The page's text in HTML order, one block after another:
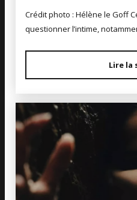
Crédit photo : Hélène le Goff
questionner l’intime,
Lire la